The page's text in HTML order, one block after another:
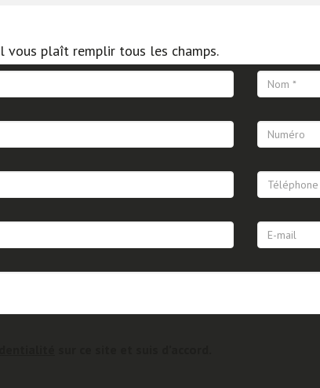
vous plaît remplir tous les champs.